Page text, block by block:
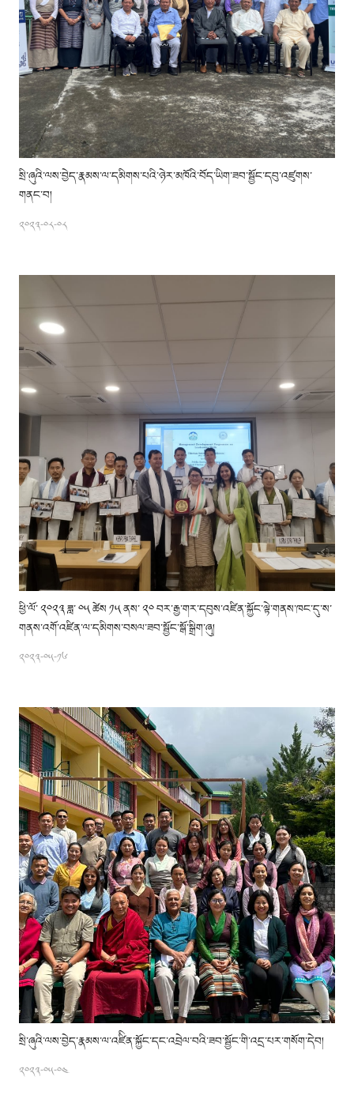
སྲི་ཞུའི་ལས་བྱེད་རྣམས་ལ་དམིགས་པའི་ཉེར་མཁོའི་བོད་ཡིག་ཟབ་སྦྱོང་དབུ་འཛུགས་
གནང་བ།
༢༠༢༣-༠༨-༠༨
ཕྱི་ལོ་ ༢༠༢༣ ཟླ་ ༠༥ ཚེས ༡༥ ནས་ ༢༠ བར་རྒྱ་གར་དབུས་འཛིན་སྐྱོང་ལྟེ་གནས་ཁང་དུ་ས་
གནས་འགོ་འཛིན་ལ་དམིགས་བསལ་ཟབ་སྦྱོང་སྒོ་སྒྲིག་ཞུ།
༢༠༢༣-༠༥-༡༦
སྲི་ཞུའི་ལས་བྱེད་རྣམས་ལ་འཛིིན་སྐྱོང་དང་འབྲེལ་བའི་ཟབ་སྦྱོང་གི་འདྲ་པར་གསོག་དེབ།
༢༠༢༣-༠༥-༠༤